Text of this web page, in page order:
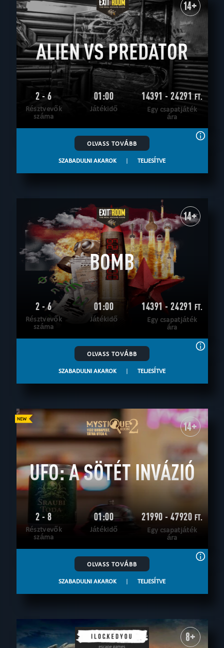
14+
ALIEN VS PREDATOR
2 - 6
Résztvevők
száma
01:00
Játékidő
14391 - 24291FT.
Egy csapatjáték
ára
OLVASS TOVÁBB
SZABADULNI AKAROK | TELJESÍTVE
14+
BOMB
2 - 6
Résztvevők
száma
01:00
Játékidő
14391 - 24291 FT.
Egy csapatjáték
ára
OLVASS TOVÁBB
SZABADULNI AKAROK | TELJESÍTVE
14+
UFO: A SÖTÉT INVÁZIÓ
2 - 8
Résztvevők
száma
01:00
Játékidő
21990 - 47920 FT.
Egy csapatjáték
ára
OLVASS TOVÁBB
SZABADULNI AKAROK | TELJESÍTVE
8+